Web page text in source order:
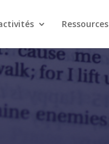
Ressources